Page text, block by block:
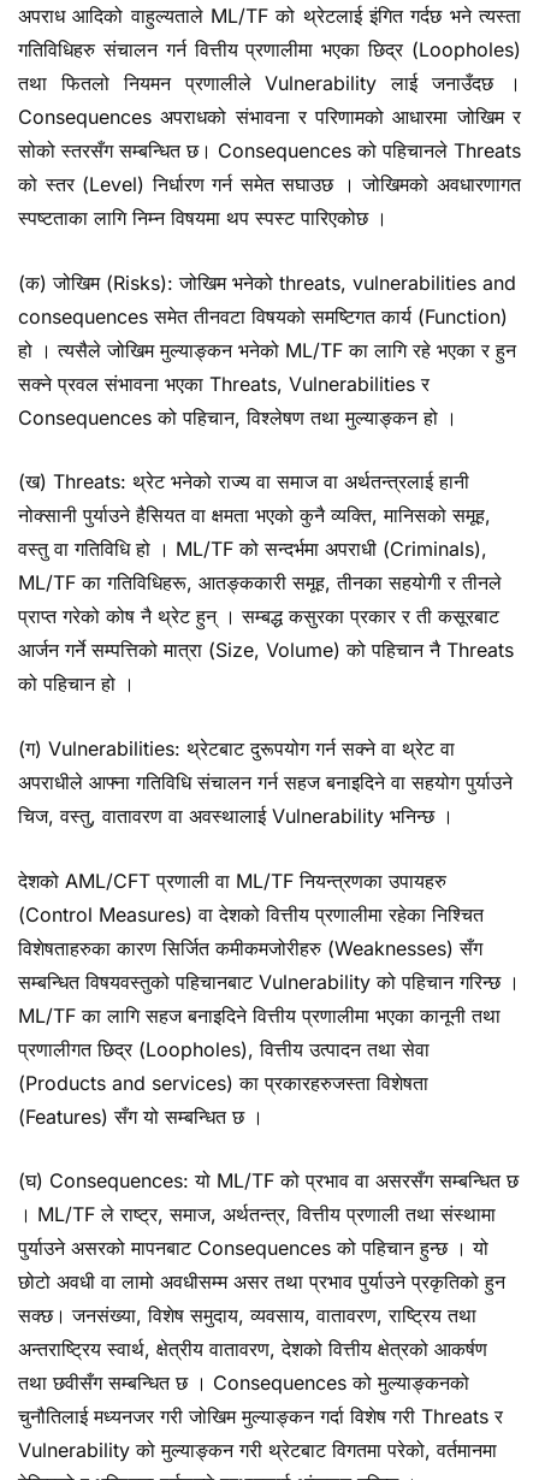
अपराध आदिको वाहुल्यताले ML/TF को थ्रेटलाई इंगित गर्दछ भने त्यस्ता
गतिविधिहरु संचालन गर्न वित्तीय प्रणालीमा भएका छिद्र (Loopholes)
तथा फितलो नियमन प्रणालीले Vulnerability लाई जनाउँदछ ।
Consequences अपराधको संभावना र परिणामको आधारमा जोखिम र
सोको स्तरसँग सम्बन्धित छ। Consequences को पहिचानले Threats
को स्तर (Level) निर्धारण गर्न समेत सघाउछ । जोखिमको अवधारणागत
स्पष्टताका लागि निम्न विषयमा थप स्पस्ट पारिएकोछ ।
(क) जोखिम (Risks): जोखिम भनेको threats, vulnerabilities and
consequences समेत तीनवटा विषयको समष्टिगत कार्य (Function)
हो । त्यसैले जोखिम मुल्याङ्कन भनेको ML/TF का लागि रहे भएका र हुन
सक्ने प्रवल संभावना भएका Threats, Vulnerabilities र
Consequences को पहिचान, विश्लेषण तथा मुल्याङ्कन हो ।
(ख) Threats: थ्रेट भनेको राज्य वा समाज वा अर्थतन्त्रलाई हानी
नोक्सानी पुर्याउने हैसियत वा क्षमता भएको कुनै व्यक्ति, मानिसको समूह,
वस्तु वा गतिविधि हो । ML/TF को सन्दर्भमा अपराधी (Criminals),
ML/TF का गतिविधिहरू, आतङ्ककारी समूह, तीनका सहयोगी र तीनले
प्राप्त गरेको कोष नै थ्रेट हुन् । सम्बद्ध कसुरका प्रकार र ती कसूरबाट
आर्जन गर्ने सम्पत्तिको मात्रा (Size, Volume) को पहिचान नै Threats
को पहिचान हो ।
(ग) Vulnerabilities: थ्रेटबाट दुरूपयोग गर्न सक्ने वा थ्रेट वा
अपराधीले आफ्ना गतिविधि संचालन गर्न सहज बनाइदिने वा सहयोग पुर्याउने
चिज, वस्तु, वातावरण वा अवस्थालाई Vulnerability भनिन्छ ।
देशको AML/CFT प्रणाली वा ML/TF नियन्त्रणका उपायहरु
(Control Measures) वा देशको वित्तीय प्रणालीमा रहेका निश्चित
विशेषताहरुका कारण सिर्जित कमीकमजोरीहरु (Weaknesses) सँग
सम्बन्धित विषयवस्तुको पहिचानबाट Vulnerability को पहिचान गरिन्छ ।
ML/TF का लागि सहज बनाइदिने वित्तीय प्रणालीमा भएका कानूनी तथा
प्रणालीगत छिद्र (Loopholes), वित्तीय उत्पादन तथा सेवा
(Products and services) का प्रकारहरुजस्ता विशेषता
(Features) सँग यो सम्बन्धित छ ।
(घ) Consequences: यो ML/TF को प्रभाव वा असरसँग सम्बन्धित छ
। ML/TF ले राष्ट्र, समाज, अर्थतन्त्र, वित्तीय प्रणाली तथा संस्थामा
पुर्याउने असरको मापनबाट Consequences को पहिचान हुन्छ । यो
छोटो अवधी वा लामो अवधीसम्म असर तथा प्रभाव पुर्याउने प्रकृतिको हुन
सक्छ। जनसंख्या, विशेष समुदाय, व्यवसाय, वातावरण, राष्ट्रिय तथा
अन्तराष्ट्रिय स्वार्थ, क्षेत्रीय वातावरण, देशको वित्तीय क्षेत्रको आकर्षण
तथा छवीसँग सम्बन्धित छ । Consequences को मुल्याङ्कनको
चुनौतिलाई मध्यनजर गरी जोखिम मुल्याङ्कन गर्दा विशेष गरी Threats र
Vulnerability को मुल्याङ्कन गरी थ्रेटबाट विगतमा परेको, वर्तमानमा